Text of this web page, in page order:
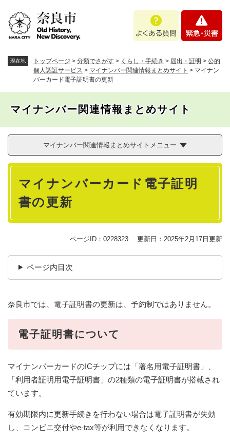
。
あ
問
・
現在地 トップページ > 分類でさがす > くらし・手続き > 届出・証明 > 公的
個人認証サービス > マイナンバー関連情報まとめサイト > マイナン
バーカード電子証明書の更新
マイナンバー関連情報まとめサイト
マイナンバー関連情報まとめサイトメニュー
本
マイナンバーカード電子証明
書の更新
ページID：0228323 更新日：2025年2月17日更新
ページ内目次
奈良市では、電子証明書の更新は、予約制ではありません。
電子証明書について
マイナンバーカードのICチップには「署名用電子証明書」、
「利用者証明用電子証明書」の2種類の電子証明書が搭載され
ています。
有効期限内に更新手続きを行わない場合は電子証明書が失効
し、コンビニ交付やe-tax等が利用できなくなります。